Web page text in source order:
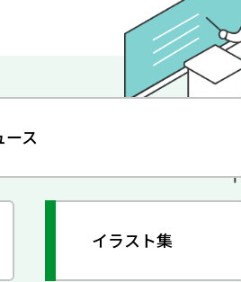
ース
イラスト集